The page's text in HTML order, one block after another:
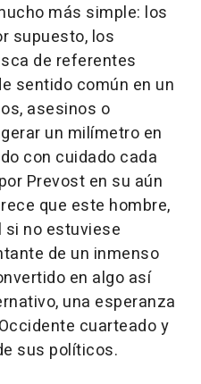
más simple: los
supuesto, los
de referentes
sentido común en un
asesinos o
un milímetro en
con cuidado cada
Prevost en su aún
que este hombre,
si no estuviese
de un inmenso
en algo así
una esperanza
cuarteado y
sus políticos.